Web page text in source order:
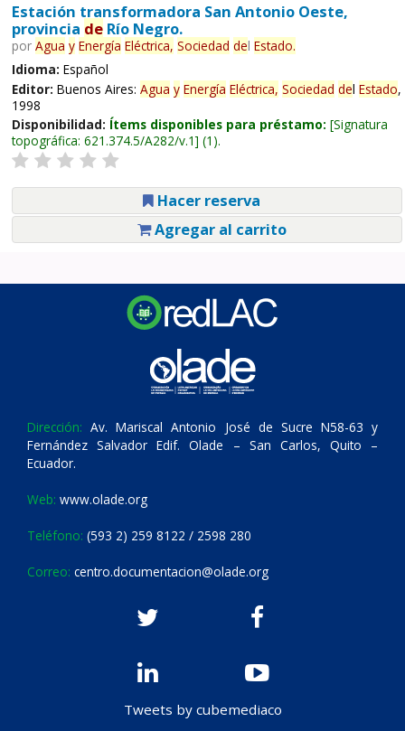
Estación transformadora San Antonio Oeste,
provincia deRío Negro.
por Agua y Energía Eléctrica, Sociedad del Estado.
Idioma: Español
Editor: Buenos Aires: Agua y Energía Eléctrica, Sociedad del Estado,
1998
Disponibilidad: Ítems disponibles para préstamo: Signatura
topográfica: 621.374.5/A282/v.1 (1).
Hacer reserva
Agregar al carrito
Dirección: Av. Mariscal Antonio José de Sucre N58-63 y
Fernández Salvador Edif. Olade – San Carlos, Quito –
Ecuador.
Web: www.olade.org
Teléfono: (593 2) 259 8122 / 2598 280
Correo: centro.documentacion@olade.org
Tweets by cubemediaco